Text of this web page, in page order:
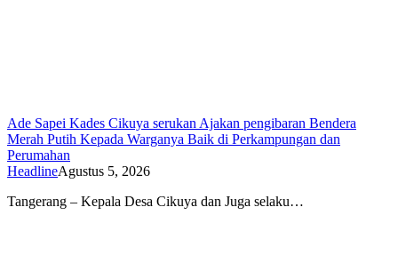
Ade Sapei Kades Cikuya serukan Ajakan pengibaran Bendera
Merah Putih Kepada Warganya Baik di Perkampungan dan
Perumahan
HeadlineAgustus 5, 2026
Tangerang – Kepala Desa Cikuya dan Juga selaku…